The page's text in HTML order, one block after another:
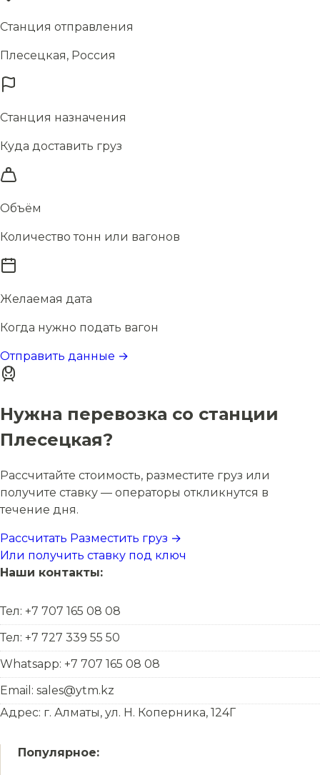
Станция отправления
Плесецкая, Россия
Станция назначения
Куда доставить груз
Объём
Количество тонн или вагонов
Желаемая дата
Когда нужно подать вагон
Отправить данные →
Нужна перевозка со станции
Плесецкая?
Рассчитайте стоимость, разместите груз или
получите ставку — операторы откликнутся в
течение дня.
Рассчитать Разместить груз →
Или получить ставку под ключ
Наши контакты:
Тел: +7 707 165 08 08
Тел: +7 727 339 55 50
Whatsapp: +7 707 165 08 08
Email: sales@ytm.kz
Адрес: г. Алматы, ул. Н. Коперника, 124Г
Популярное: